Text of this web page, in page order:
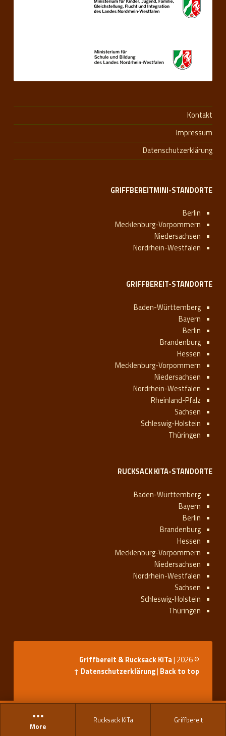
Griffbereit
Rucksack KiTa
More
Kontakt
Impressum
Datenschutzerklärung
GRIFFBEREITMINI-STANDORTE
Berlin
Mecklenburg-Vorpommern
Niedersachsen
Nordrhein-Westfalen
GRIFFBEREIT-STANDORTE
Baden-Württemberg
Bayern
Berlin
Brandenburg
Hessen
Mecklenburg-Vorpommern
Niedersachsen
Nordrhein-Westfalen
Rheinland-Pfalz
Sachsen
Schleswig-Holstein
Thüringen
RUCKSACK KITA-STANDORTE
Baden-Württemberg
Bayern
Berlin
Brandenburg
Hessen
Mecklenburg-Vorpommern
Niedersachsen
Nordrhein-Westfalen
Sachsen
Schleswig-Holstein
Thüringen
© 2026
Griffbereit & Rucksack KiTa|
Datenschutzerklärung| Back to top ↑